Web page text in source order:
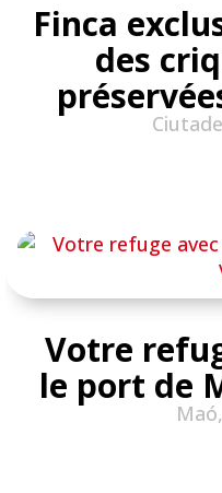
Finca
des
Votre
le port de
Maó,